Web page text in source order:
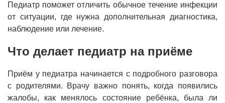
Педиатр поможет отличить обычное течение инфекции
от ситуации, где нужна дополнительная диагностика,
наблюдение или лечение.
Что делает педиатр на приёме
Приём у педиатра начинается с подробного разговора
с родителями. Врачу важно понять, когда появились
жалобы, как менялось состояние ребёнка, была ли